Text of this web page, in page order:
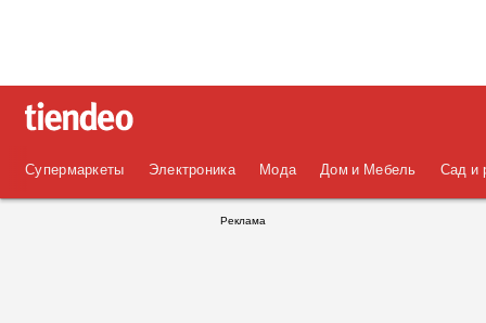
Супермаркеты Электроника Мода Дом и Мебель Сад и
Реклама